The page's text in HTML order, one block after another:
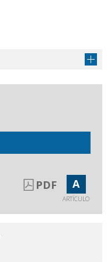
PDF A
ARTÍCULO